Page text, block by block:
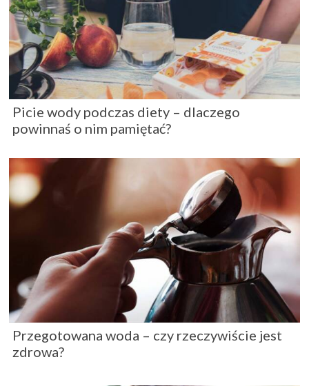
Picie wody podczas diety – dlaczego
powinnaś o nim pamiętać?
Przegotowana woda – czy rzeczywiście jest
zdrowa?